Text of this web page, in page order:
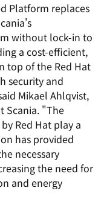
Platform replaces
without lock-in to
a cost-efficient,
top of the Red Hat
security and
Mikael Ahlqvist,
Scania. "The
Red Hat play a
has provided
necessary
the need for
and energy